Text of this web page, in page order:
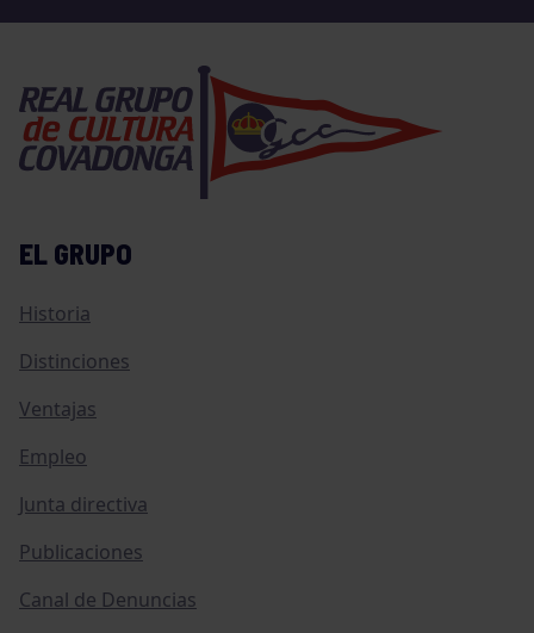
EL GRUPO
Historia
Distinciones
Ventajas
Empleo
Junta directiva
Publicaciones
Canal de Denuncias